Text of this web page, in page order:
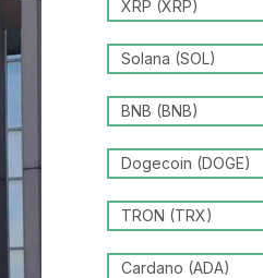
XRP (XRP)
Solana (SOL)
BNB (BNB)
Dogecoin (DOGE)
TRON (TRX)
Cardano (ADA)